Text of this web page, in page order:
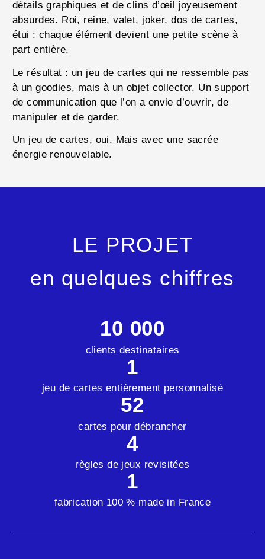
détails graphiques et de clins d’œil joyeusement
absurdes. Roi, reine, valet, joker, dos de cartes,
étui : chaque élément devient une petite scène à
part entière.
Le résultat : un jeu de cartes qui ne ressemble pas
à un goodies, mais à un objet collector. Un support
de communication que l’on a envie d’ouvrir, de
manipuler et de garder.
Un jeu de cartes, oui. Mais avec une sacrée
énergie renouvelable.
LE PROJET
en quelques chiffres
10 000
clients destinataires
1
jeu de cartes entièrement personnalisé
52
cartes pour débrancher
4
règles de jeux revisitées
1
fabrication 100 % made in France